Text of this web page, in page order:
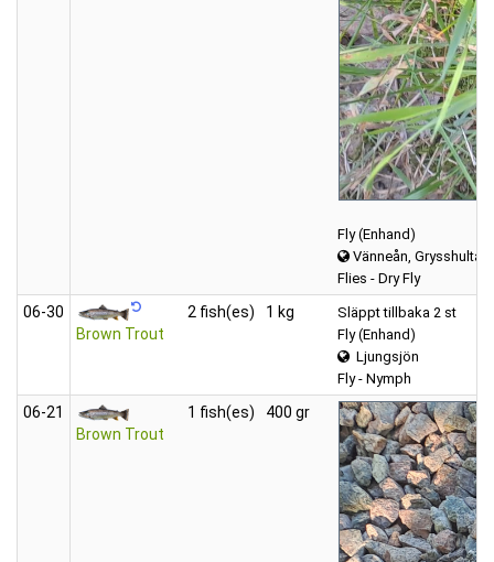
Fly (Enhand)
Vänneån,
Flies - Dry Fly
06‑30
Brown Trout
2 fish(es) 1 kg
Släppt tillbaka 2 st
Fly (Enhand)
Ljungsjön
Fly - Nymph
06‑21
Brown Trout
1 fish(es) 400 gr